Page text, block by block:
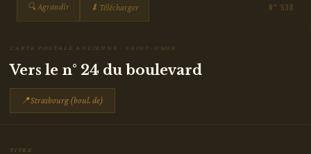
🔍 Agrandir ⬇ Télécharger N° 538
CARTE POSTALE ANCIENNE · SAINT-OMER
Vers le n° 24 du boulevard
📍Strasbourg (boul. de)
TITRE